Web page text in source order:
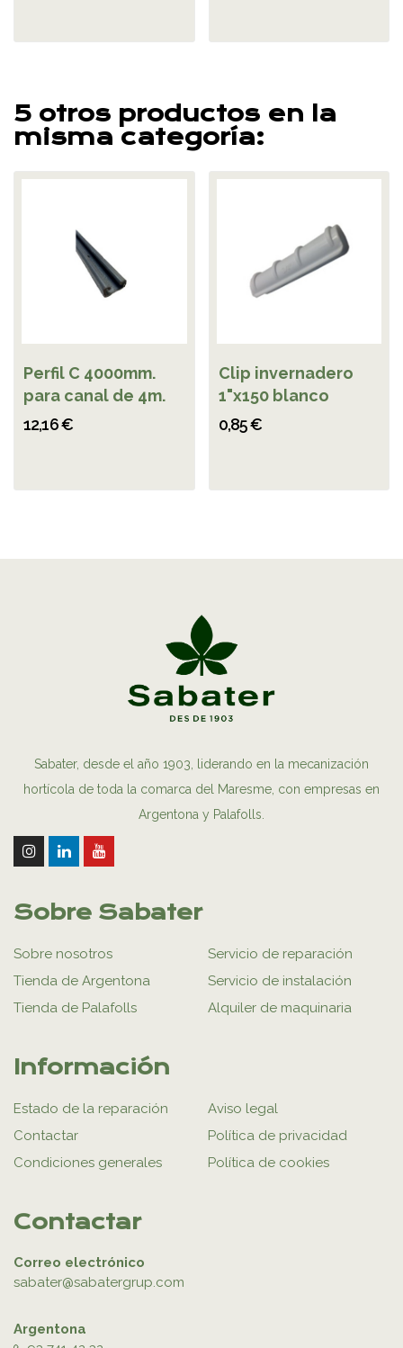
5 otros productos en la
misma categoría:
Perfil C 4000mm.
para canal de 4m.
12,16 €
Clip invernadero
1"x150 blanco
0,85 €
Sabater, desde el año 1903, liderando en la mecanización
hortícola de toda la comarca del Maresme, con empresas en
Argentona y Palafolls.
Sobre Sabater
Sobre nosotros
Tienda de Argentona
Tienda de Palafolls
Servicio de reparación
Servicio de instalación
Alquiler de maquinaria
Información
Estado de la reparación
Contactar
Condiciones generales
Aviso legal
Política de privacidad
Política de cookies
Contactar
Correo electrónico
sabater@sabatergrup.com
Argentona